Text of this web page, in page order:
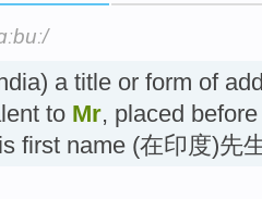
a title or form of
to Mr, placed
first name (在印度)先